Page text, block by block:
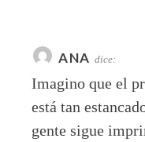
ANA dice:
Imagino que el
está tan
gente sigue